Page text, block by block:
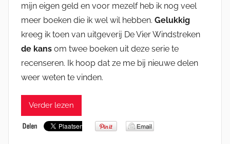
mijn eigen geld en voor mezelf heb ik nog veel
meer boeken die ik wel wil hebben. Gelukkig
kreeg ik toen van uitgeverij De Vier Windstreken
de kans om twee boeken uit deze serie te
recenseren. Ik hoop dat ze me bij nieuwe delen
weer weten te vinden.
Verder lezen